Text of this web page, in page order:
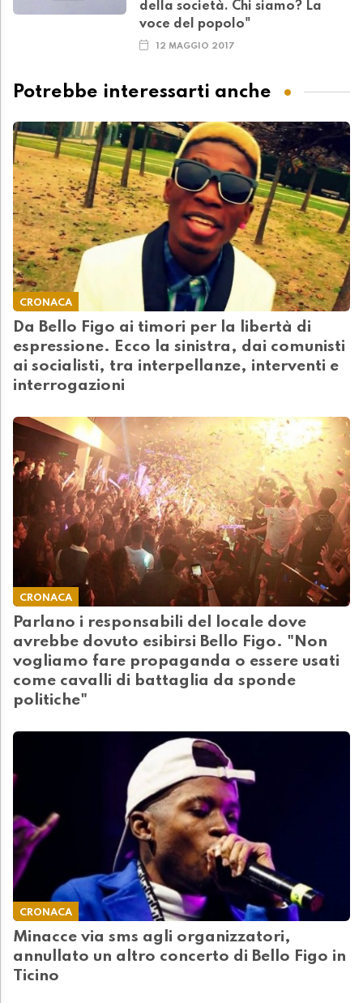
della società. Chi siamo? La
voce del popolo"
12 MAGGIO 2017
Potrebbe interessarti anche
CRONACA
Da Bello Figo ai timori per la libertà di
espressione. Ecco la sinistra, dai comunisti
ai socialisti, tra interpellanze, interventi e
interrogazioni
CRONACA
Parlano i responsabili del locale dove
avrebbe dovuto esibirsi Bello Figo. "Non
vogliamo fare propaganda o essere usati
come cavalli di battaglia da sponde
politiche"
CRONACA
Minacce via sms agli organizzatori,
annullato un altro concerto di Bello Figo in
Ticino